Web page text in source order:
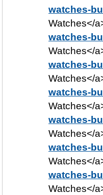
watches-
Watches</
watches-
Watches</
watches-
Watches</
watches-
Watches</
watches-
Watches</
watches-
Watches</
watches-
Watches</